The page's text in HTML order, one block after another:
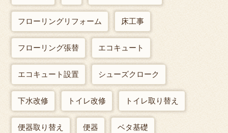
フローリングリフォーム 床工事
フローリング張替 エコキュート
エコキュート設置 シューズクローク
下水改修 トイレ改修 トイレ取り替え
便器取り替え 便器 ベタ基礎